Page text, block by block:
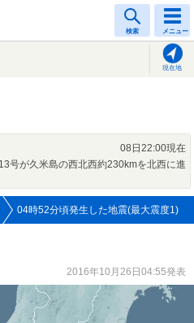
検索 メニュー
現在地
08日22:00現在
号が久米島の西北西約230kmを北西に進
04時52分頃発生した地震(最大震度1)
2016年10月26日04:55発表